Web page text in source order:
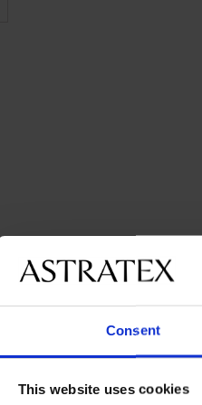
Consent
This website uses cookies